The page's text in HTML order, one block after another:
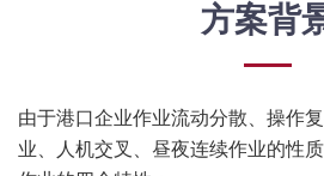
方案背
由于港口企业作业流动分散、操作
业、人机交叉、昼夜连续作业的性